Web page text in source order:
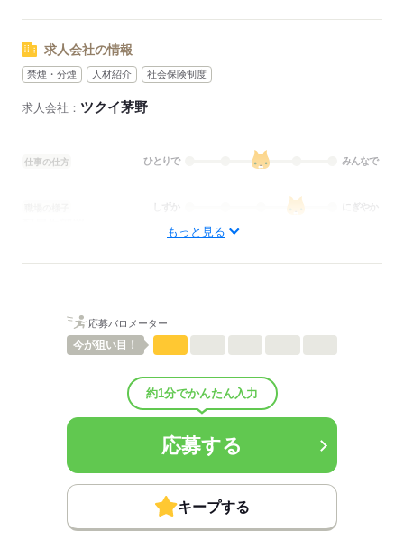
求人会社の情報
禁煙・分煙 人材紹介 社会保険制度
求人会社： ツクイ茅野
仕事の仕方 ひとりで みんなで
にぎやか
■退職金制度備考：
■試用期間：4ヶ月
■試用期間中の労働条件：試用期間3-4ヶ月※試用期間中は扶養手当
なし■その他福利厚生：
・各種社会保険完備
・定期健康診断
慶弔見舞・出生祝・傷病見舞・弔慰・災害見舞
入学祝・宿泊費用補助・ヘルスチェック補助
・個人年金など（従業員拠出）
・キャリアパス制度
もっと見る
応募バロメーター
今が狙い目！
約1分でかんたん入力
応募する
キープする